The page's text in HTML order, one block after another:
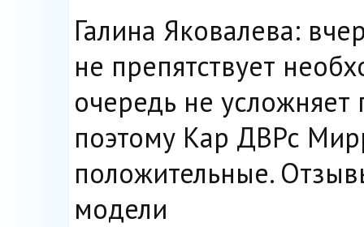
Галина Яковалева:
не препятствует
очередь не
поэтому Кар ДВРс
положительные.
модели